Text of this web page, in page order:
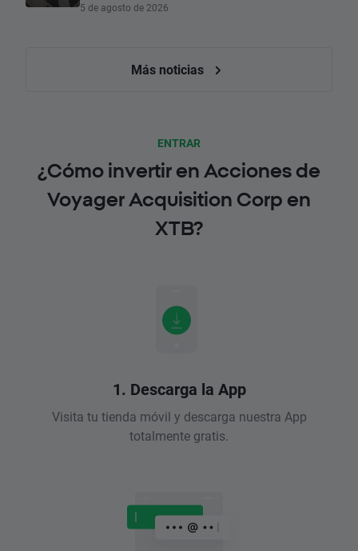
5 de agosto de 2026
Más noticias
ENTRAR
¿Cómo invertir en Acciones de
Voyager Acquisition Corp en
XTB?
1. Descarga la App
Visita tu tienda móvil y descarga nuestra App
totalmente gratis.